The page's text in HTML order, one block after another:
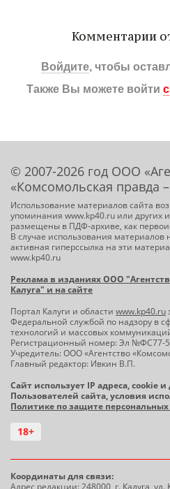
Комментарии
Войдите, чтобы
Также Вы можете войти
© 2007-2026 год ООО
«Комсомольская правда –
Использование материалов сайта
упоминания www.kp40.ru или других
размещены в ПДФ-архиве, как
В случае использования материалов
активная гиперссылка на эти
www.kp40.ru
Реклама в изданиях ООО
Калуга" и на сайте
Портал Калуги и области www.kp40.ru
Федеральной службой по надзору в
технологий и массовых
Регистрационный номер: Эл №ФС77-
Учредитель: ООО «Агентство
Главный редактор: Ивкин В.П.
Сайт использует IP адреса, cookie
Пользователей сайта, условия
Политике по защите
18+
Координаты для связи: